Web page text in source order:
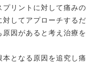
リントに対して痛みの
してアプローチするだ
因があると考え治療を
となる原因を追究し痛